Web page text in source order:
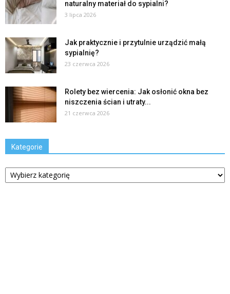
naturalny materiał do sypialni?
3 lipca 2026
Jak praktycznie i przytulnie urządzić małą
sypialnię?
23 czerwca 2026
Rolety bez wiercenia: Jak osłonić okna bez
niszczenia ścian i utraty...
21 czerwca 2026
Kategorie
Kategorie